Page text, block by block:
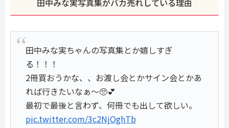
田中みな実写真集がバカ売れしている理由
田中みな実ちゃんの写真集とか嬉しすぎ
る！！！
2冊買おうかな、、お渡し会とかサイン会とかあ
れば行きたいなぁ〜🥺💕
最初で最後と言わず、何冊でも出して欲しい。
pic.twitter.com/3c2NjOghTb